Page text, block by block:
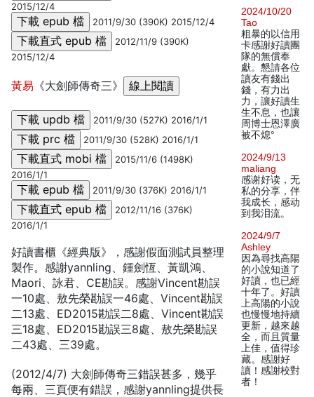
2015/12/4
2011/9/30 (390K) 2015/12/4
2012/11/9 (390K)
2015/12/4
黃易 《大劍師傳奇三》
2011/9/30 (527K) 2016/1/1
2011/9/30 (528K) 2016/1/1
2015/11/6 (1498K)
2016/1/1
2011/9/30 (376K) 2016/1/1
2012/11/16 (376K)
2016/1/1
好讀書櫃《經典版》，感謝假面測試員整理
製作。感謝yannling、鍾劍恆、黃凱鴻、
Maori、詠君、CE勘誤。感謝Vincent勘誤
一10處、敖先榮勘誤一46處、Vincent勘誤
二13處、ED2015勘誤二8處、Vincent勘誤
三18處、ED2015勘誤三8處、敖先榮勘誤
二43處、三39處。
(2012/4/7) 大劍師傳奇三錯誤甚多，幾乎
每兩、三頁便有錯誤，感謝yannling提供長
2024/10/20
Tao
粗暴的以信用
卡感謝好讀團
隊的無償奉
獻。懇請各位
讀友有錢出
錢，有力出
力，讓好讀生
生不息，也讓
周博士恩澤廣
被不熄°
2024/9/13
maliang
感谢好读，无
私的分享，伴
我成长，感动
到我泪流。
2024/9/7
Ashley
因為尋找高陽
的小說知道了
好讀，也已經
十年了。好讀
上高陽的小說
也慢慢地持續
更新，越來越
全，而且質量
上佳，值得珍
藏。感謝好
讀！感謝校對
者！